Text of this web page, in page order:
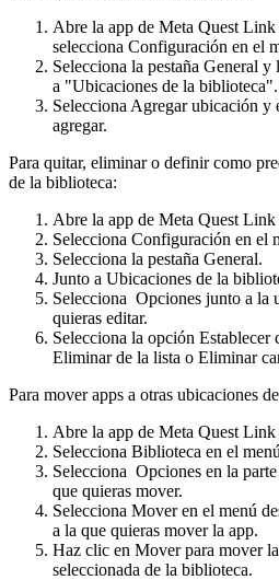
Abre la app de Meta Quest
selecciona Configuración en el
Selecciona la pestaña General y
a "Ubicaciones de la biblioteca".
Selecciona Agregar ubicación y
agregar.
Para quitar, eliminar o definir como
de la biblioteca:
Abre la app de Meta Quest Link
Selecciona Configuración en el
Selecciona la pestaña General.
Junto a Ubicaciones de la
Selecciona Opciones junto a la
quieras editar.
Selecciona la opción Establecer
Eliminar de la lista o Eliminar
Para mover apps a otras ubicaciones
Abre la app de Meta Quest Link
Selecciona Biblioteca en el
Selecciona Opciones en la
que quieras mover.
Selecciona Moveren el menú
a la que quieras mover la app.
Haz clic en Moverpara mover
seleccionada de la biblioteca.